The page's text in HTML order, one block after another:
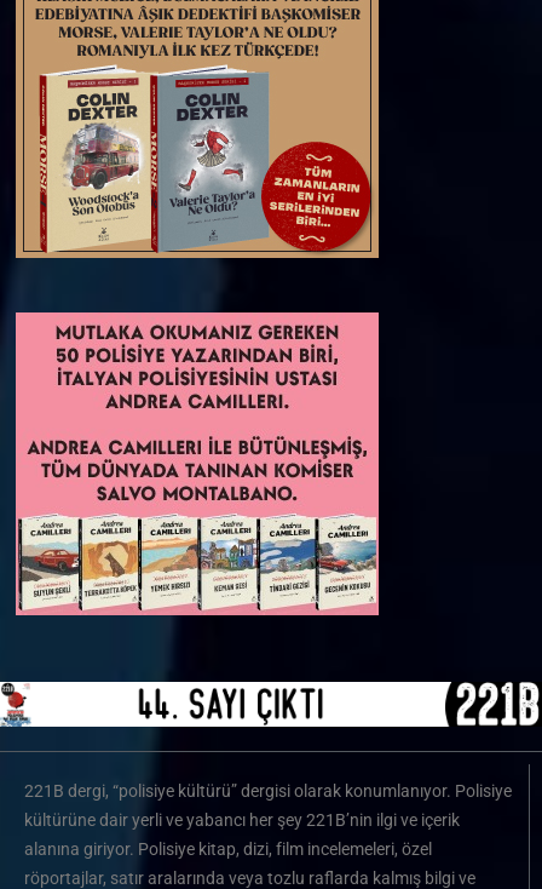
221B dergi, “polisiye kültürü” dergisi olarak konumlanıyor. Polisiye
kültürüne dair yerli ve yabancı her şey 221B’nin ilgi ve içerik
alanına giriyor. Polisiye kitap, dizi, film incelemeleri, özel
röportajlar, satır aralarında veya tozlu raflarda kalmış bilgi ve